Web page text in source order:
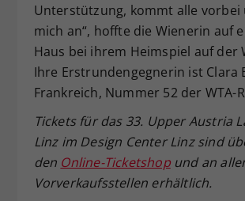
Unterstützung, kommt alle
mich an“, hoffte die Wienerin auf
Haus bei ihrem Heimspiel auf der
Ihre Erstrundengegnerin ist Clara
Frankreich, Nummer 52 der WTA-
Tickets für das 33. Upper Austria
Linz im Design Center Linz sind
den Online-Ticketshopund an
Vorverkaufsstellen erhältlich.